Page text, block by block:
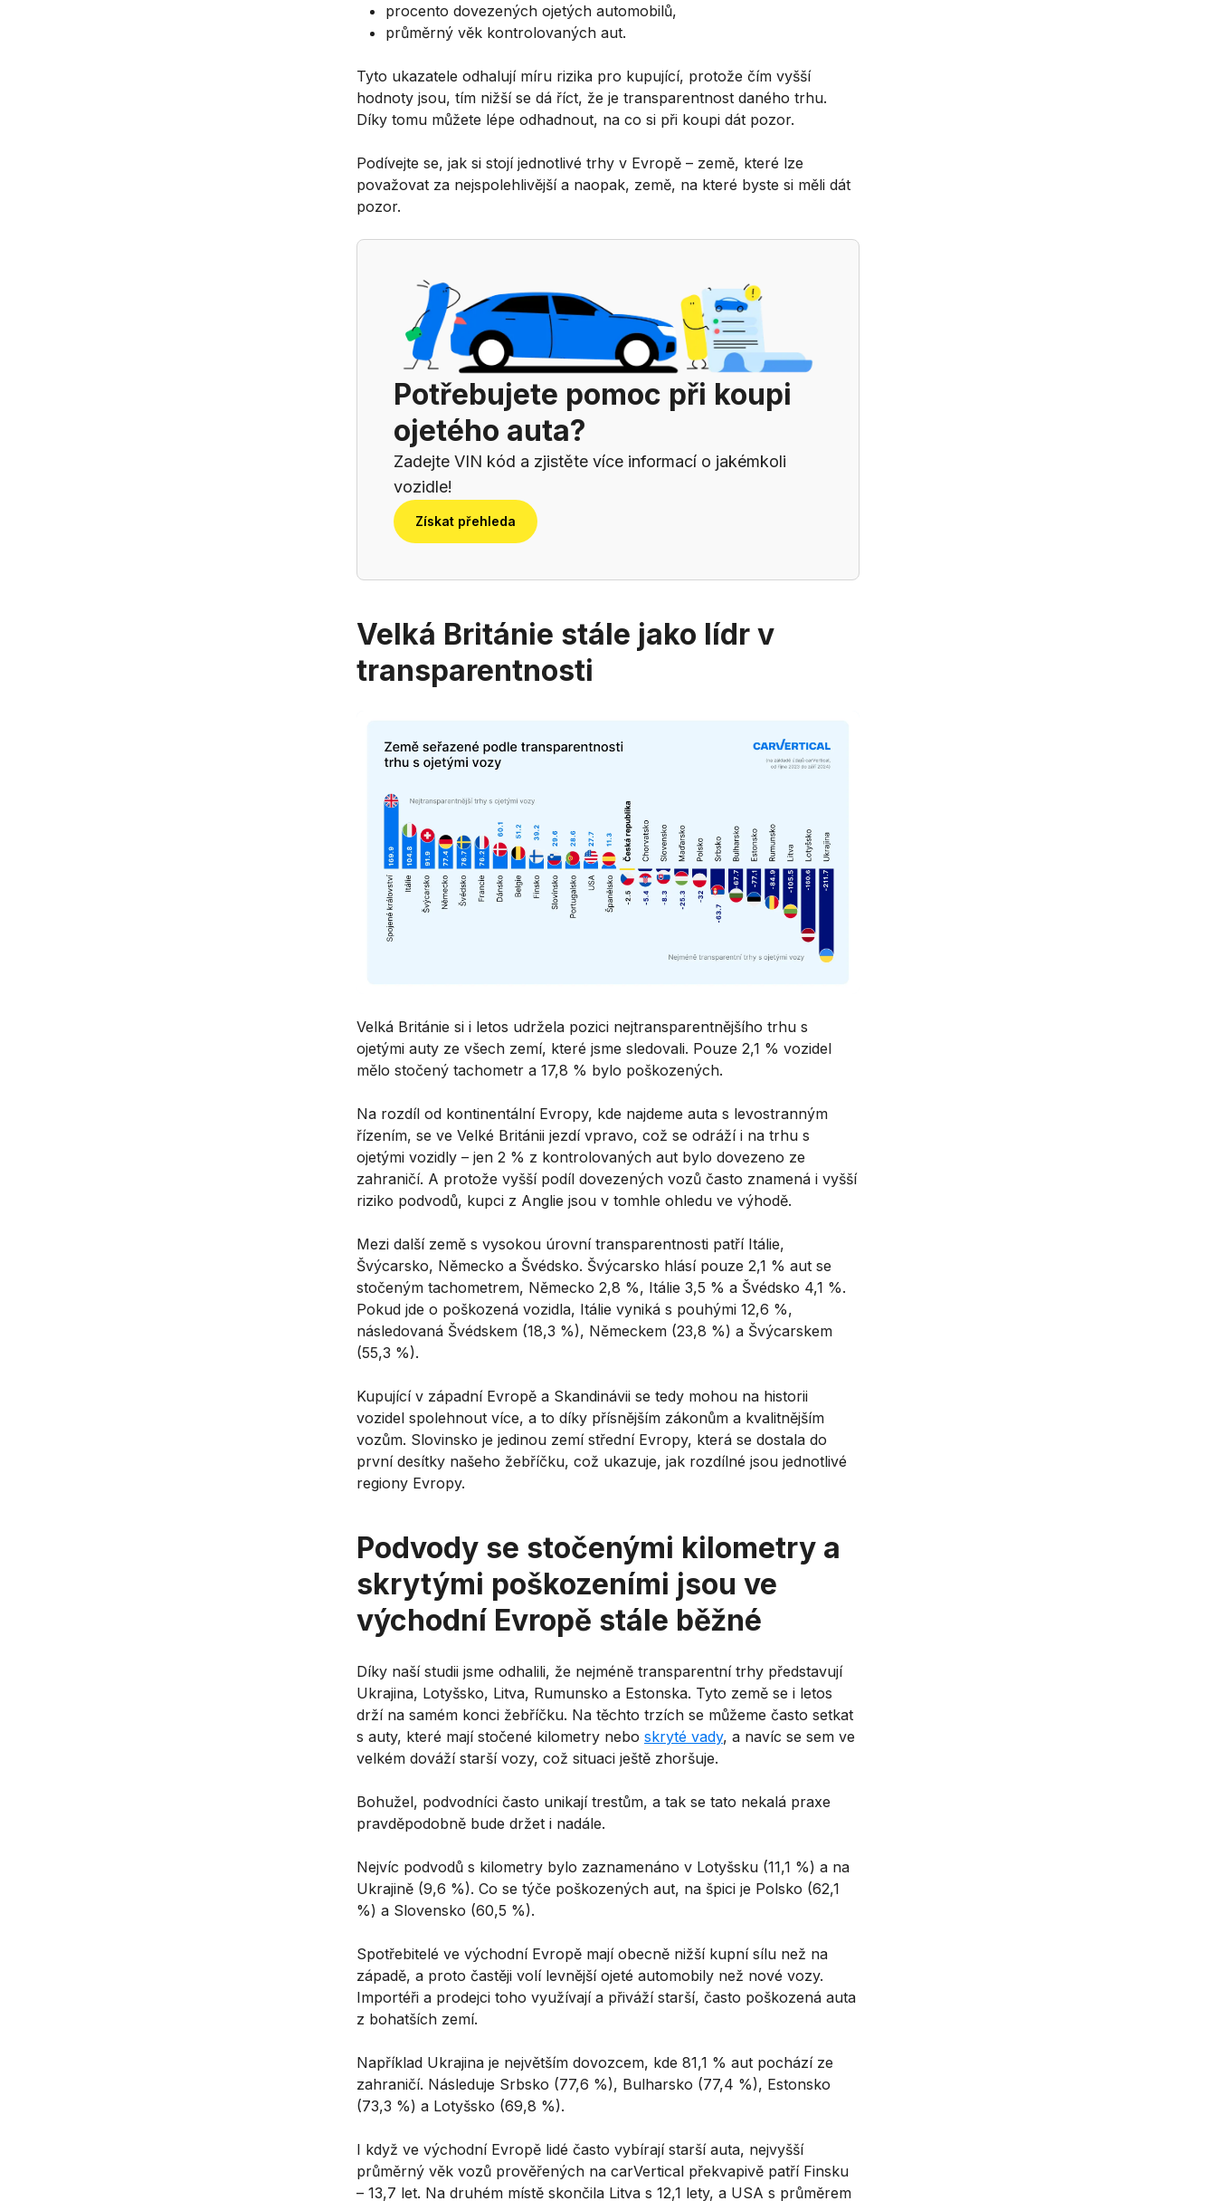
procento dovezených ojetých automobilů,
průměrný věk kontrolovaných aut.
Tyto ukazatele odhalují míru rizika pro kupující, protože čím vyšší
hodnoty jsou, tím nižší se dá říct, že je transparentnost daného trhu.
Díky tomu můžete lépe odhadnout, na co si při koupi dát pozor.
Podívejte se, jak si stojí jednotlivé trhy v Evropě – země, které lze
považovat za nejspolehlivější a naopak, země, na které byste si měli dát
pozor.
Potřebujete pomoc při koupi
ojetého auta?
Zadejte VIN kód a zjistěte více informací o jakémkoli
vozidle!
Získat přehleda
Velká Británie stále jako lídr v
transparentnosti
Velká Británie si i letos udržela pozici nejtransparentnějšího trhu s
ojetými auty ze všech zemí, které jsme sledovali. Pouze 2,1 % vozidel
mělo stočený tachometr a 17,8 % bylo poškozených.
Na rozdíl od kontinentální Evropy, kde najdeme auta s levostranným
řízením, se ve Velké Británii jezdí vpravo, což se odráží i na trhu s
ojetými vozidly – jen 2 % z kontrolovaných aut bylo dovezeno ze
zahraničí. A protože vyšší podíl dovezených vozů často znamená i vyšší
riziko podvodů, kupci z Anglie jsou v tomhle ohledu ve výhodě.
Mezi další země s vysokou úrovní transparentnosti patří Itálie,
Švýcarsko, Německo a Švédsko. Švýcarsko hlásí pouze 2,1 % aut se
stočeným tachometrem, Německo 2,8 %, Itálie 3,5 % a Švédsko 4,1 %.
Pokud jde o poškozená vozidla, Itálie vyniká s pouhými 12,6 %,
následovaná Švédskem (18,3 %), Německem (23,8 %) a Švýcarskem
(55,3 %).
Kupující v západní Evropě a Skandinávii se tedy mohou na historii
vozidel spolehnout více, a to díky přísnějším zákonům a kvalitnějším
vozům. Slovinsko je jedinou zemí střední Evropy, která se dostala do
první desítky našeho žebříčku, což ukazuje, jak rozdílné jsou jednotlivé
regiony Evropy.
Podvody se stočenými kilometry a
skrytými poškozeními jsou ve
východní Evropě stále běžné
Díky naší studii jsme odhalili, že nejméně transparentní trhy představují
Ukrajina, Lotyšsko, Litva, Rumunsko a Estonska. Tyto země se i letos
drží na samém konci žebříčku. Na těchto trzích se můžeme často setkat
s auty, které mají stočené kilometry nebo skryté vady, a navíc se sem ve
velkém dováží starší vozy, což situaci ještě zhoršuje.
Bohužel, podvodníci často unikají trestům, a tak se tato nekalá praxe
pravděpodobně bude držet i nadále.
Nejvíc podvodů s kilometry bylo zaznamenáno v Lotyšsku (11,1 %) a na
Ukrajině (9,6 %). Co se týče poškozených aut, na špici je Polsko (62,1
%) a Slovensko (60,5 %).
Spotřebitelé ve východní Evropě mají obecně nižší kupní sílu než na
západě, a proto častěji volí levnější ojeté automobily než nové vozy.
Importéři a prodejci toho využívají a přiváží starší, často poškozená auta
z bohatších zemí.
Například Ukrajina je největším dovozcem, kde 81,1 % aut pochází ze
zahraničí. Následuje Srbsko (77,6 %), Bulharsko (77,4 %), Estonsko
(73,3 %) a Lotyšsko (69,8 %).
I když ve východní Evropě lidé často vybírají starší auta, nejvyšší
průměrný věk vozů prověřených na carVertical překvapivě patří Finsku
– 13,7 let. Na druhém místě skončila Litva s 12,1 lety, a USA s průměrem